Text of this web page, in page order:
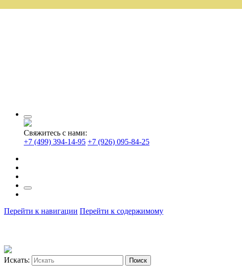
Свяжитесь с нами:
+7 (499) 394-14-95 +7 (926) 095-84-25
Перейти к навигации Перейти к содержимому
Искать: